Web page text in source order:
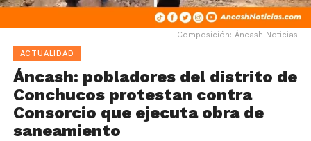
Composición: Áncash Noticias
ACTUALIDAD
Áncash: pobladores del distrito de
Conchucos protestan contra
Consorcio que ejecuta obra de
saneamiento